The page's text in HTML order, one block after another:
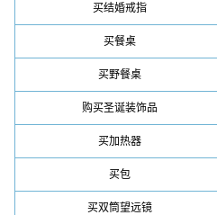
买结婚戒指
买餐桌
买野餐桌
购买圣诞装饰品
买加热器
买包
买双筒望远镜